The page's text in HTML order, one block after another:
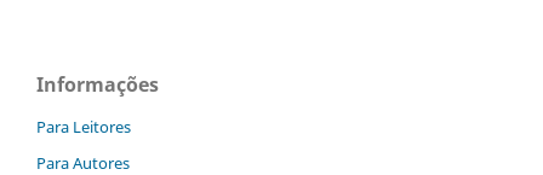
Informações
Para Leitores
Para Autores